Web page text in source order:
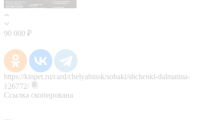
90 000 ₽
https://kinpet.ru/card/chelyabinsk/sobaki/shchenki-dalmatina-
126772/
Ссылка скопирована